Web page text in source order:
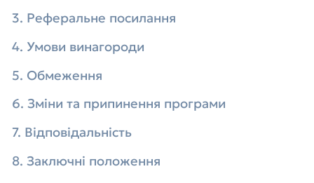
3. Реферальне посилання
4. Умови винагороди
5. Обмеження
6. Зміни та припинення програми
7. Відповідальність
8. Заключні положення